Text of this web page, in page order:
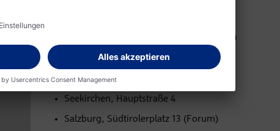
sehr
sehr
Anna
Hof bei Salzburg, Wolfgangsee Straße 30
Eugendorf, Römerstraße 3
Oberndorf, Joseph-Mohr-Straße 2
Seekirchen, Hauptstraße 4
Salzburg, Südtirolerplatz 13 (Forum)